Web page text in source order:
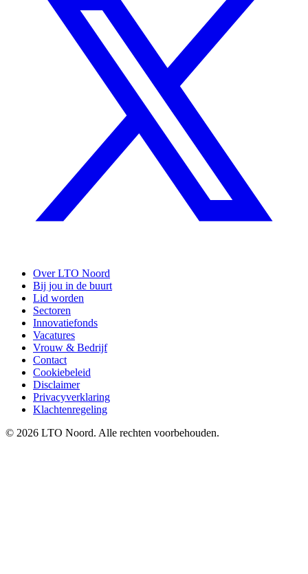
Over LTO Noord
Bij jou in de buurt
Lid worden
Sectoren
Innovatiefonds
Vacatures
Vrouw & Bedrijf
Contact
Cookiebeleid
Disclaimer
Privacyverklaring
Klachtenregeling
© 2026 LTO Noord. Alle rechten voorbehouden.